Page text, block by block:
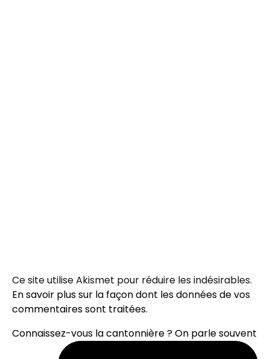
Ce site utilise Akismet pour réduire les indésirables.
En savoir plus sur la façon dont les données de vos
commentaires sont traitées.
Connaissez-vous la cantonnière ? On parle souvent